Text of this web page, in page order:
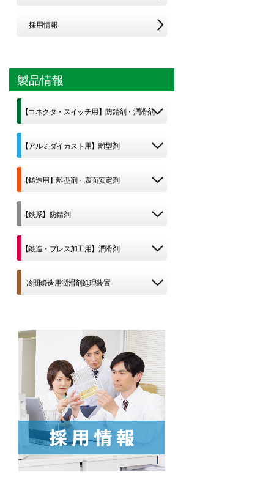
採用情報
製品情報
【コネクタ・スイッチ用】防錆剤・潤滑剤
【アルミダイカスト用】離型剤
【鋳造用】離型剤・表面安定剤
【鉄系】防錆剤
【鍛造・プレス加工用】潤滑剤
冷間鍛造用潤滑剤処理装置